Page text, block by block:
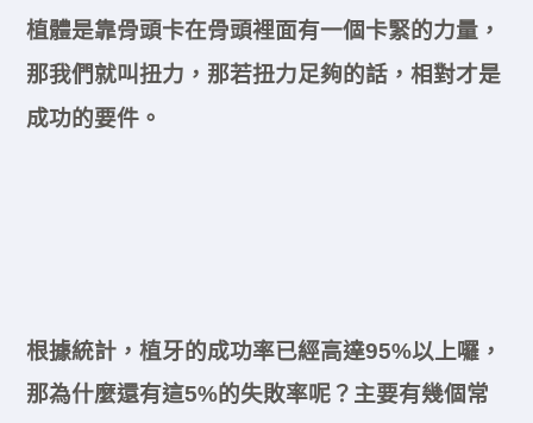
植體是靠骨頭卡在骨頭裡面有一個卡緊的力量，
那我們就叫扭力，那若扭力足夠的話，相對才是
成功的要件。
根據統計，植牙的成功率已經高達95%以上囉，
那為什麼還有這5%的失敗率呢？主要有幾個常